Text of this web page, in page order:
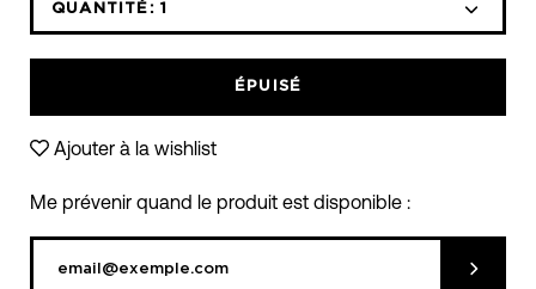
QUANTITÉ: 1
ÉPUISÉ
Ajouter à la wishlist
Me prévenir quand le produit est disponible :